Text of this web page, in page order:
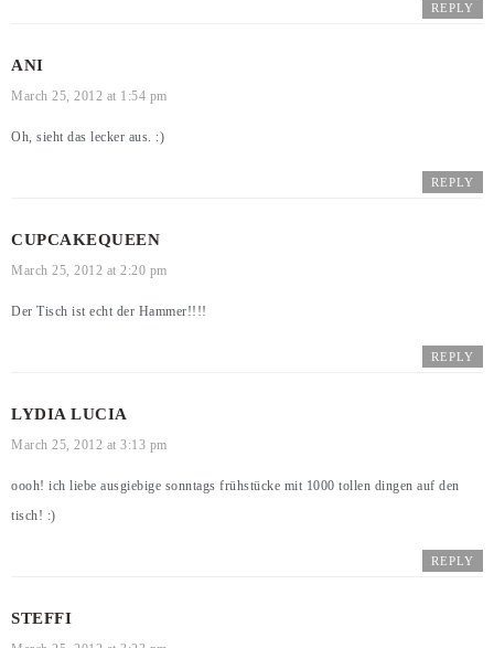
REPLY
ANI
March 25, 2012 at 1:54 pm
Oh, sieht das lecker aus. :)
REPLY
CUPCAKEQUEEN
March 25, 2012 at 2:20 pm
Der Tisch ist echt der Hammer!!!!
REPLY
LYDIA LUCIA
March 25, 2012 at 3:13 pm
oooh! ich liebe ausgiebige sonntags frühstücke mit 1000 tollen dingen auf den
tisch! :)
REPLY
STEFFI